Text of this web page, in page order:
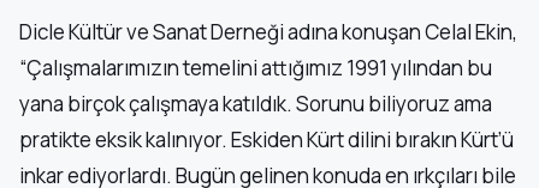
Dicle Kültür ve Sanat Derneği adına konuşan Celal Ekin,
“Çalışmalarımızın temelini attığımız 1991 yılından bu
yana birçok çalışmaya katıldık. Sorunu biliyoruz ama
pratikte eksik kalınıyor. Eskiden Kürt dilini bırakın Kürt’ü
inkar ediyorlardı. Bugün gelinen konuda en ırkçıları bile